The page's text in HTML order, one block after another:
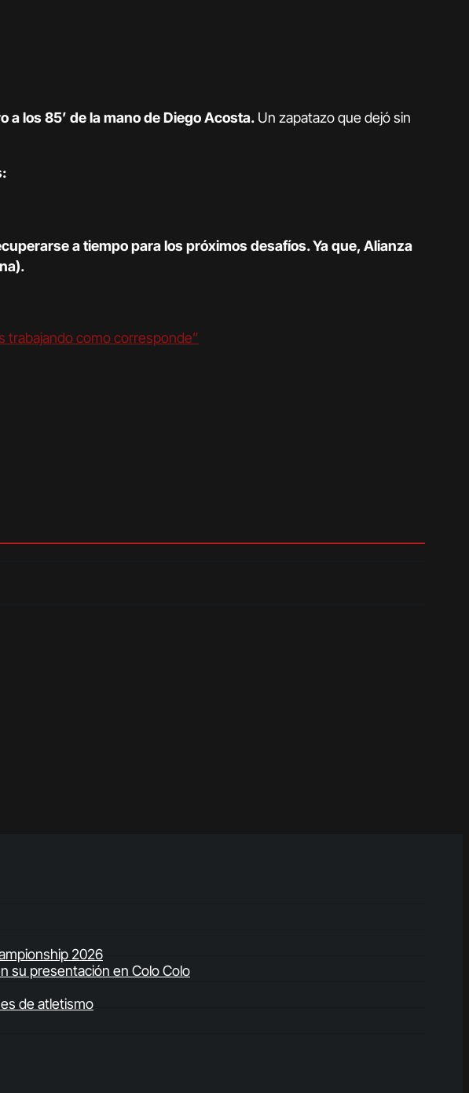
a los 85’ de la mano de Diego Acosta. Un zapatazo que dejó sin
a tiempo para los próximos desafíos. Ya que, Alianza
trabajando como corresponde”
2026
su presentación en Colo Colo
de atletismo